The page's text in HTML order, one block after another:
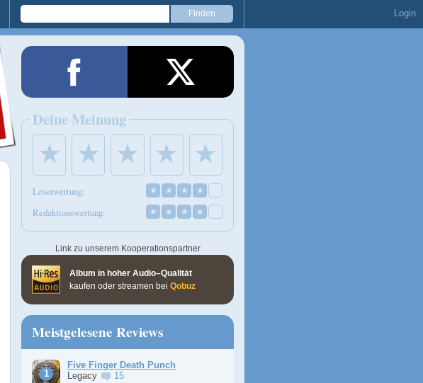
Login
Deine Meinung
★ ★ ★ ★ ★
Leserwertung: ★ ★ ★ ★
Redaktionswertung: ★ ★ ★ ★
Link zu unserem Kooperationspartner
Album in hoher Audio–Qualität
kaufen oder streamen bei Qobuz
Meistgelesene Reviews
Five Finger Death Punch
Legacy
15